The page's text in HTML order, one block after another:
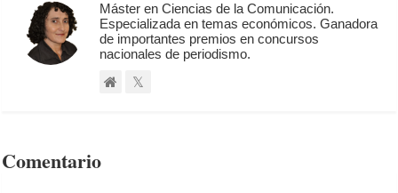
Máster en Ciencias de la Comunicación.
Especializada en temas económicos. Ganadora
de importantes premios en concursos
nacionales de periodismo.
Comentario